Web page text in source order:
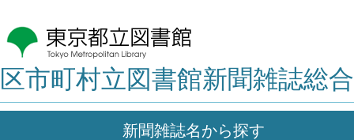
区市町村立図書館新聞雑誌総
新聞雑誌名から探す